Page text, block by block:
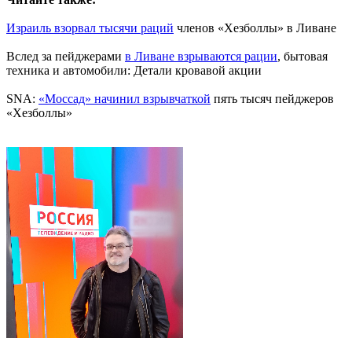
Израиль взорвал тысячи раций членов «Хезболлы» в Ливане
Вслед за пейджерами в Ливане взрываются рации, бытовая
техника и автомобили: Детали кровавой акции
SNA: «Моссад» начинил взрывчаткой пять тысяч пейджеров
«Хезболлы»